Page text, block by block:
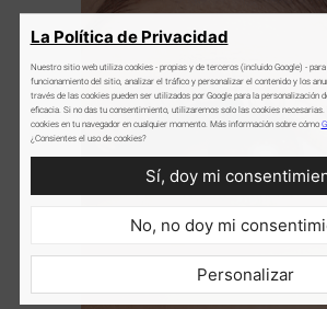
La Política de Privacidad
Nuestro sitio web utiliza cookies - propias y de terceros (incluido Google) -
funcionamiento del sitio, analizar el tráfico y personalizar el contenido y los
través de las cookies pueden ser utilizados por Google para la personalización
eficacia. Si no das tu consentimiento, utilizaremos solo las cookies necesarias.
cookies en tu navegador en cualquier momento. Más información sobre cómo
¿Consientes el uso de cookies?
Sí, doy mi
No, no doy mi
Personalizar